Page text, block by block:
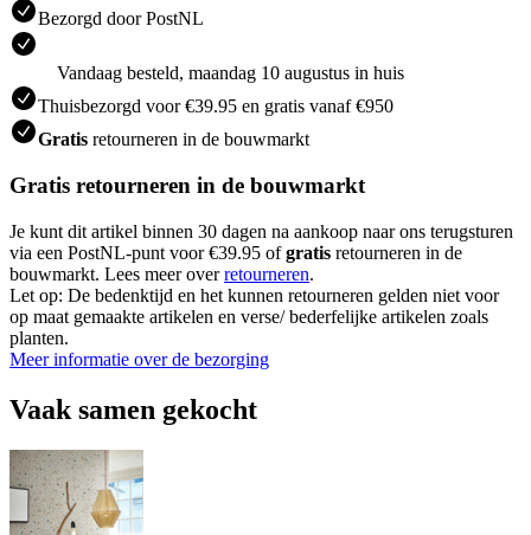
Bezorgd door PostNL
Vandaag besteld, maandag 10 augustus in huis
Thuisbezorgd voor €39.95 en gratis vanaf €950
Gratis retourneren in de bouwmarkt
Gratis retourneren in de bouwmarkt
Je kunt dit artikel binnen 30 dagen na aankoop naar ons terugsturen
via een PostNL-punt voor €39.95 ofgratis retourneren in de
bouwmarkt. Lees meer overretourneren.
Let op: De bedenktijd en het kunnen retourneren gelden niet voor
op maat gemaakte artikelen en verse/ bederfelijke artikelen zoals
planten.
Meer informatie over de bezorging
Vaak samen gekocht